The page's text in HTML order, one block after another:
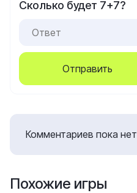
Сколько будет 7+7?
Отправить
Комментариев пока нет
Похожие игры